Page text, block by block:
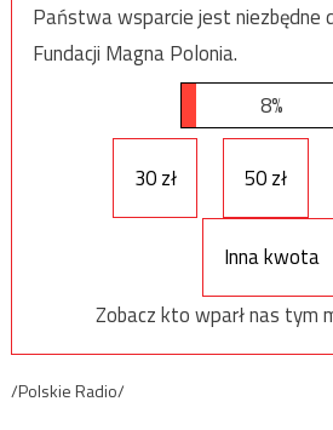
Państwa wsparcie jest niezbędne
Fundacji Magna Polonia.
8%
30 zł 50 zł
Inna kwota
Zobacz kto wparł nas tym
/Polskie Radio/